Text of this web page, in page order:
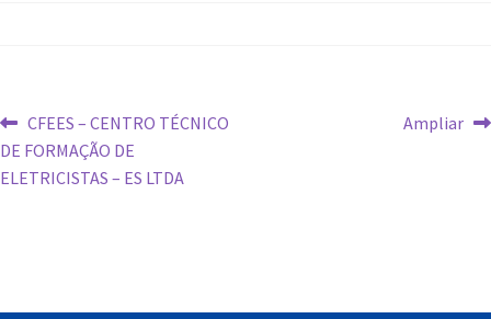
CFEES – CENTRO TÉCNICO
DE FORMAÇÃO DE
ELETRICISTAS – ES LTDA
Ampliar